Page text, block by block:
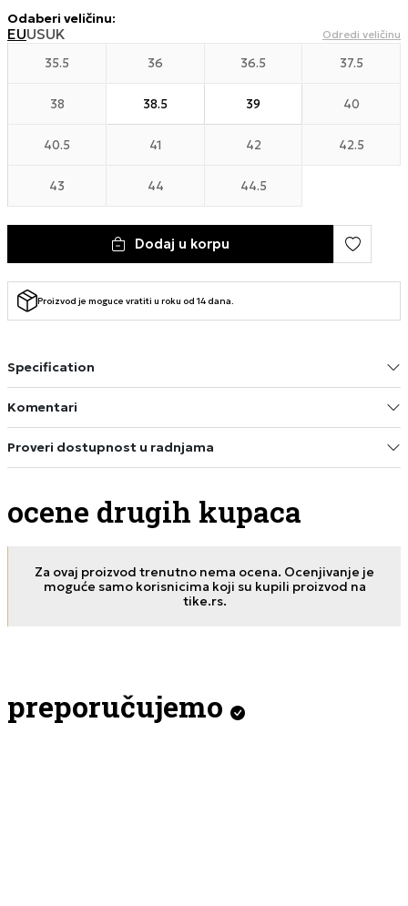
Odaberi veličinu:
EUUSUK Odredi veličinu
35.5 36 36.5 37.5
38 38.5 39 40
40.5 41 42 42.5
43 44 44.5
Dodaj u korpu
Proizvod je moguce vratiti u roku od 14 dana.
Specification
Komentari
Proveri dostupnost u radnjama
ocene drugih kupaca
Za ovaj proizvod trenutno nema ocena. Ocenjivanje je
moguće samo korisnicima koji su kupili proizvod na
tike.rs.
preporučujemo